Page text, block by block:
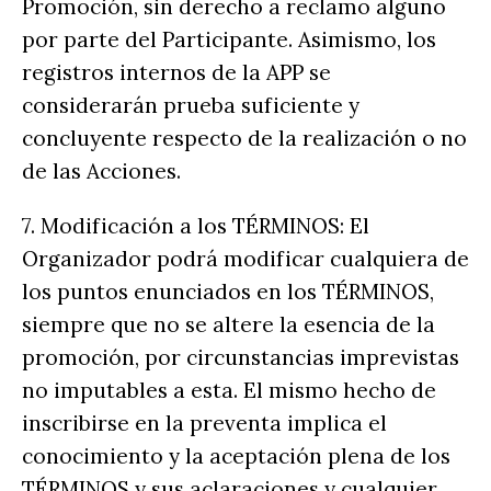
Promoción, sin derecho a reclamo alguno
por parte del Participante. Asimismo, los
registros internos de la APP se
considerarán prueba suficiente y
concluyente respecto de la realización o no
de las Acciones.
7. Modificación a los TÉRMINOS: El
Organizador podrá modificar cualquiera de
los puntos enunciados en los TÉRMINOS,
siempre que no se altere la esencia de la
promoción, por circunstancias imprevistas
no imputables a esta. El mismo hecho de
inscribirse en la preventa implica el
conocimiento y la aceptación plena de los